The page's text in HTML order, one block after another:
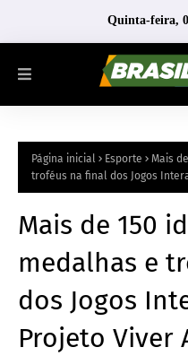
Quinta-feira,
Página inicial Esporte
Mais
troféus na final dos Jogos
Mais de 150
medalhas e
dos Jogos
Projeto Viver